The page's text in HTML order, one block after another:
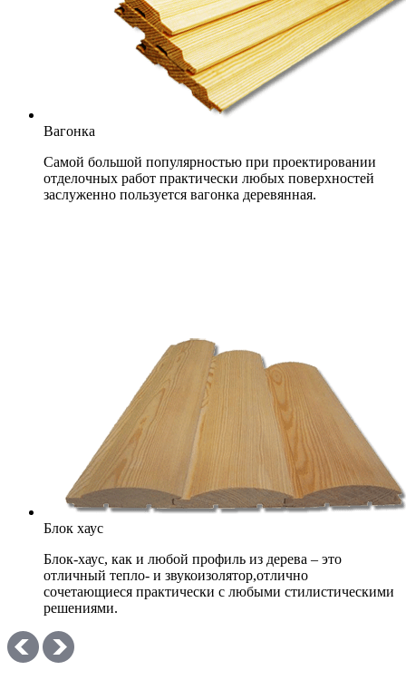
Вагонка
Самой большой популярностью при проектировании
отделочных работ практически любых поверхностей
заслуженно пользуется вагонка деревянная.
Блок хаус
Блок-хаус, как и любой профиль из дерева – это
отличный тепло- и звукоизолятор,отлично
сочетающиеся практически с любыми стилистическими
решениями.